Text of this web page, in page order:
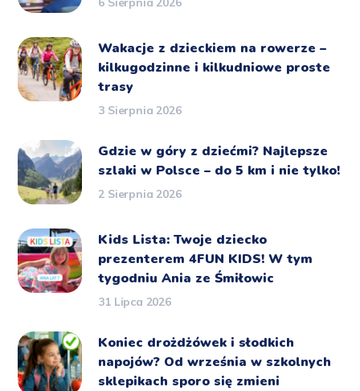
Wakacje z dzieckiem na rowerze –
kilkugodzinne i kilkudniowe proste
trasy
3 Sierpnia 2026
Gdzie w góry z dziećmi? Najlepsze
szlaki w Polsce – do 5 km i nie tylko!
2 Sierpnia 2026
Kids Lista: Twoje dziecko
prezenterem 4FUN KIDS! W tym
tygodniu Ania ze Śmiłowic
31 Lipca 2026
Koniec drożdżówek i słodkich
napojów? Od września w szkolnych
sklepikach sporo się zmieni